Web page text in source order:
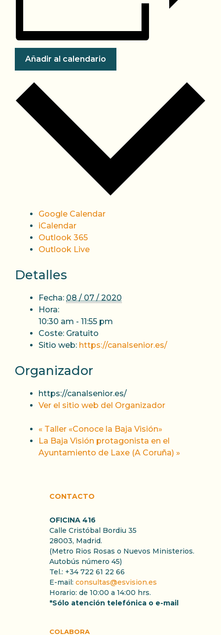
Añadir al calendario
Google Calendar
iCalendar
Outlook 365
Outlook Live
Detalles
Fecha: 08 / 07 / 2020
Hora:
10:30 am - 11:55 pm
Coste: Gratuito
Sitio web: https://canalsenior.es/
Organizador
https://canalsenior.es/
Ver el sitio web del Organizador
« Taller «Conoce la Baja Visión»
La Baja Visión protagonista en el
Ayuntamiento de Laxe (A Coruña) »
CONTACTO
OFICINA 416
Calle Cristóbal Bordiu 35
28003, Madrid.
(Metro Rios Rosas o Nuevos Ministerios.
Autobús número 45)
Tel.: +34 722 61 22 66
E-mail: consultas@esvision.es
Horario: de 10:00 a 14:00 hrs.
*Sólo atención telefónica o e-mail
COLABORA